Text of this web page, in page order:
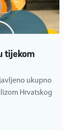
tijekom
ukupno
Hrvatskog